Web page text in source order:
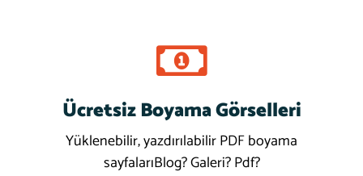
Ücretsiz Boyama Görselleri
Yüklenebilir, yazdırılabilir PDF boyama
sayfalarıBlog? Galeri? Pdf?
Pay